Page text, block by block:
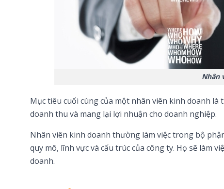
Nhân
Mục tiêu cuối cùng của một nhân viên kinh doanh
doanh thu và mang lại lợi nhuận cho doanh nghiệp.
Nhân viên kinh doanh thường làm việc trong bộ
quy mô, lĩnh vực và cấu trúc của công ty. Họ sẽ làm
doanh.